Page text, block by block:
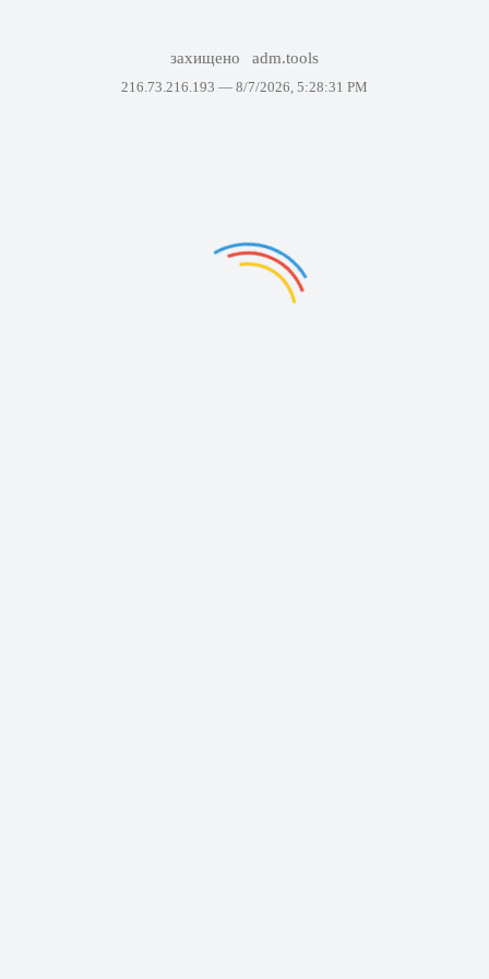
захищено adm.tools
216.73.216.193 — 8/7/2026, 5:28:31 PM